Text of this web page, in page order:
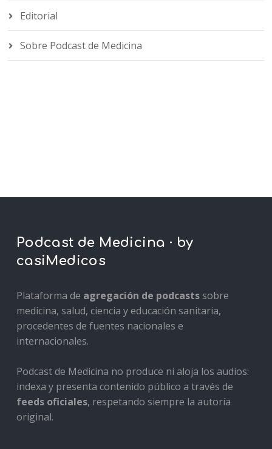
Editorial
Sobre Podcast de Medicina
Podcast de Medicina · by
casiMedicos
Plataforma de agregación de podcastssobre
medicina, salud, ciencia y educación sanitaria,
procedentes de fuentes nacionales e
internacionales.
Podcast de Medicina no produce ni aloja los audios:
indexa y presenta contenido público a través de
feeds oficiales, respetando siempre la autoría
original.